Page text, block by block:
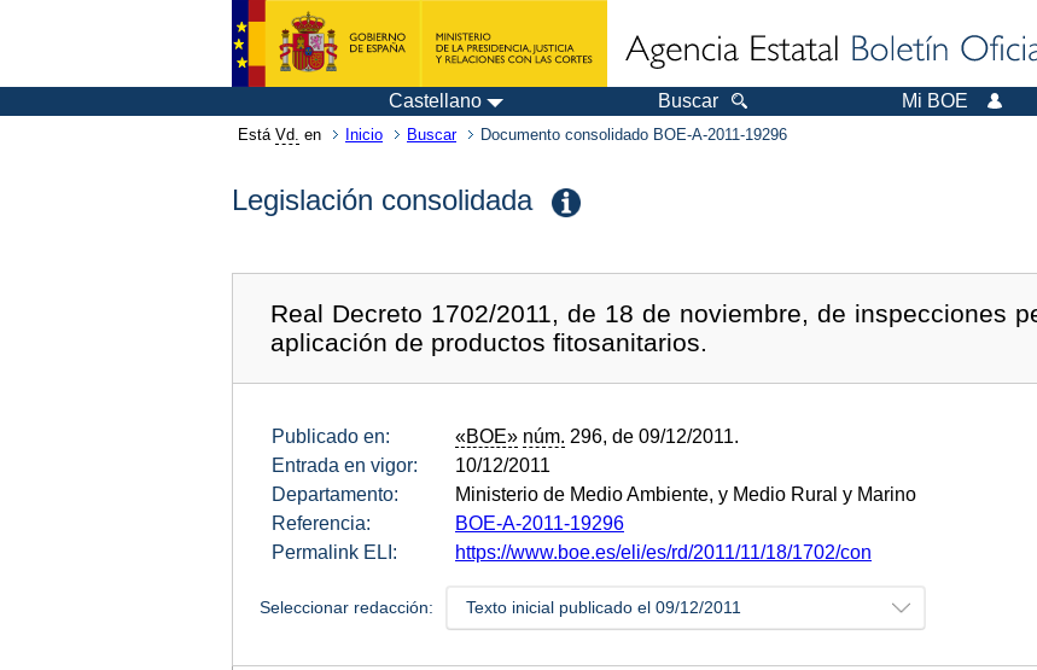
Castellano Buscar Mi BOE
Está Vd. en Inicio Buscar Documento consolidado BOE-A-2011-19296
Legislación consolidada
Real Decreto 1702/2011, de 18 de noviembre, de inspecciones
aplicación de productos fitosanitarios.
Publicado en: «BOE» núm. 296, de 09/12/2011.
Entrada en vigor:
10/12/2011
Departamento:
Ministerio de Medio Ambiente, y Medio Rural y Marino
Referencia:
BOE-A-2011-19296
Permalink ELI:
https://www.boe.es/eli/es/rd/2011/11/18/1702/con
Seleccionar redacción: Texto inicial publicado el 09/12/2011